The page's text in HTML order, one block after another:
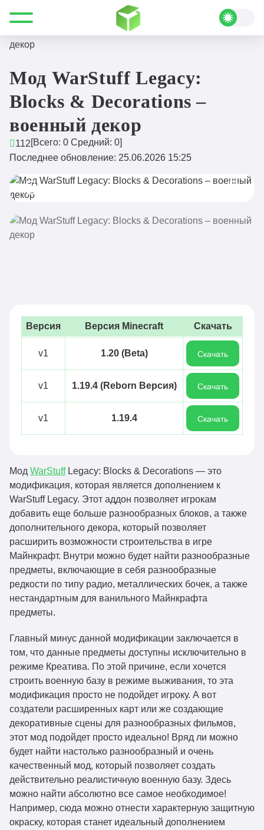
Все для Minecraft
Fabric
Мод WarStuff Legacy: Blocks & Decorations – военный
декор
Мод WarStuff Legacy:
Blocks & Decorations –
военный декор
112[Всего: 0 Средний: 0]
Последнее обновление: 25.06.2026 15:25
Версия Версия Minecraft Скачать
v1 1.20 (Beta) Скачать
v1 1.19.4 (Reborn Версия) Скачать
v1 1.19.4 Скачать
Мод WarStuffLegacy: Blocks & Decorations — это
модификация, которая является дополнением к
WarStuff Legacy. Этот аддон позволяет игрокам
добавить еще больше разнообразных блоков, а также
дополнительного декора, который позволяет
расширить возможности строительства в игре
Майнкрафт. Внутри можно будет найти разнообразные
предметы, включающие в себя разнообразные
редкости по типу радио, металлических бочек, а также
нестандартным для ванильного Майнкрафта
предметы.
Главный минус данной модификации заключается в
том, что данные предметы доступны исключительно в
режиме Креатива. По этой причине, если хочется
строить военную базу в режиме выживания, то эта
модификация просто не подойдет игроку. А вот
создатели расширенных карт или же создающие
декоративные сцены для разнообразных фильмов,
этот мод подойдет просто идеально! Вряд ли можно
будет найти настолько разнообразный и очень
качественный мод, который позволяет создать
действительно реалистичную военную базу. Здесь
можно найти абсолютно все самое необходимое!
Например, сюда можно отнести характерную защитную
окраску, которая станет идеальный дополнением